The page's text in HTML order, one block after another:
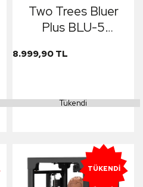
Two Trees Bluer
Plus BLU-5
3D Yazıcı Printer
8.999,90 TL
Tükendi
TÜKENDI